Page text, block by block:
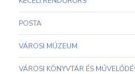
POSTA
VÁROSI MÚZEUM
VÁROSI KÖNYVTÁR ÉS